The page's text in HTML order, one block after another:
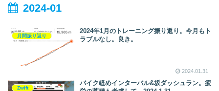
～
2024-01
月間振り返り
2024年1月のトレーニング振り返り。今月もト
ラブルなし。良き。
2024.01.31
Zwift
バイク軽めインターバル&坂ダッシュラン。疲